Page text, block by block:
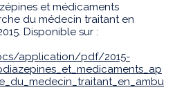
et médicaments
du médecin traitant en
Disponible sur :
application/pdf/2015-